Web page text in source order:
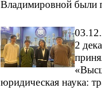
Владимировной были
2
юридическая наука: